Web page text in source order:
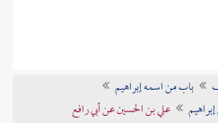
باب من اسمه إبراهيم
علي بن الحسين عن أبي رافع